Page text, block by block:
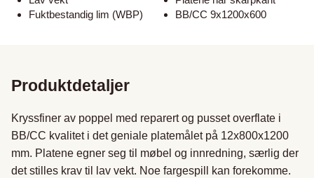
Fuktbestandig lim (WBP)
BB/CC 9x1200x600
Produktdetaljer
Kryssfiner av poppel med reparert og pusset overflate i
BB/CC kvalitet i det geniale platemålet på 12x800x1200
mm. Platene egner seg til møbel og innredning, særlig der
det stilles krav til lav vekt. Noe fargespill kan forekomme.